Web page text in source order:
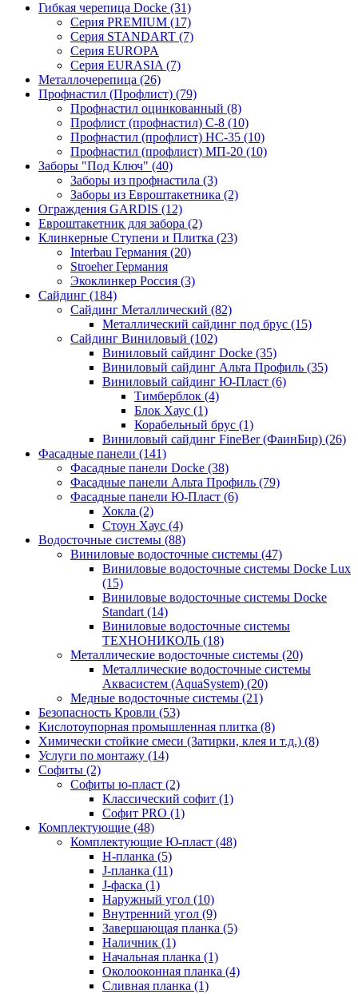
Гибкая черепица Docke (31)
Серия PREMIUM (17)
Серия STANDART (7)
Серия EUROPA
Серия EURASIA (7)
Металлочерепица (26)
Профнастил (Профлист) (79)
Профнастил оцинкованный (8)
Профлист (профнастил) С-8 (10)
Профнастил (профлист) НС-35 (10)
Профнастил (профлист) МП-20 (10)
Заборы "Под Ключ" (40)
Заборы из профнастила (3)
Заборы из Евроштакетника (2)
Ограждения GARDIS (12)
Евроштакетник для забора (2)
Клинкерные Ступени и Плитка (23)
Interbau Германия (20)
Stroeher Германия
Экоклинкер Россия (3)
Сайдинг (184)
Сайдинг Металлический (82)
Металлический сайдинг под брус (15)
Сайдинг Виниловый (102)
Виниловый сайдинг Docke (35)
Виниловый сайдинг Альта Профиль (35)
Виниловый сайдинг Ю-Пласт (6)
Тимберблок (4)
Блок Хаус (1)
Корабельный брус (1)
Виниловый сайдинг FineBer (ФаинБир) (26)
Фасадные панели (141)
Фасадные панели Docke (38)
Фасадные панели Альта Профиль (79)
Фасадные панели Ю-Пласт (6)
Хокла (2)
Стоун Хаус (4)
Водосточные системы (88)
Виниловые водосточные системы (47)
Виниловые водосточные системы Docke Lux
(15)
Виниловые водосточные системы Docke
Standart (14)
Виниловые водосточные системы
ТЕХНОНИКОЛЬ (18)
Металлические водосточные системы (20)
Металлические водосточные системы
Аквасистем (AquaSystem) (20)
Медные водосточные системы (21)
Безопасность Кровли (53)
Кислотоупорная промышленная плитка (8)
Химически стойкие смеси (Затирки, клея и т.д.) (8)
Услуги по монтажу (14)
Софиты (2)
Софиты ю-пласт (2)
Классический софит (1)
Софит PRO (1)
Комплектующие (48)
Комплектующие Ю-пласт (48)
H-планка (5)
J-планка (11)
J-фаска (1)
Наружный угол (10)
Внутренний угол (9)
Завершающая планка (5)
Наличник (1)
Начальная планка (1)
Околооконная планка (4)
Сливная планка (1)